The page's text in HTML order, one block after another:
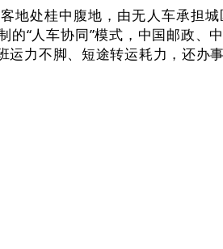
地处桂中腹地，由无人车承担
“人车协同”模式，中国邮政、
力不脚、短途转运耗力，还办